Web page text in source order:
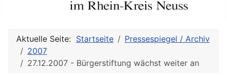
Aktuelle Seite: Startseite
Pressespiegel / Archiv
2007
27.12.2007 - Bürgerstiftung wächst weiter an